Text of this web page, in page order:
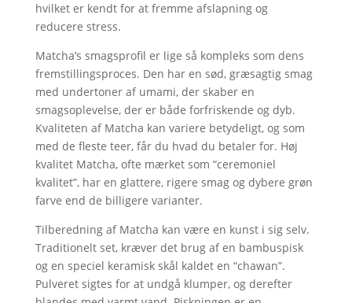
hvilket er kendt for at fremme afslapning og
reducere stress.
Matcha’s smagsprofil er lige så kompleks som dens
fremstillingsproces. Den har en sød, græsagtig smag
med undertoner af umami, der skaber en
smagsoplevelse, der er både forfriskende og dyb.
Kvaliteten af Matcha kan variere betydeligt, og som
med de fleste teer, får du hvad du betaler for. Høj
kvalitet Matcha, ofte mærket som “ceremoniel
kvalitet”, har en glattere, rigere smag og dybere grøn
farve end de billigere varianter.
Tilberedning af Matcha kan være en kunst i sig selv.
Traditionelt set, kræver det brug af en bambuspisk
og en speciel keramisk skål kaldet en “chawan”.
Pulveret sigtes for at undgå klumper, og derefter